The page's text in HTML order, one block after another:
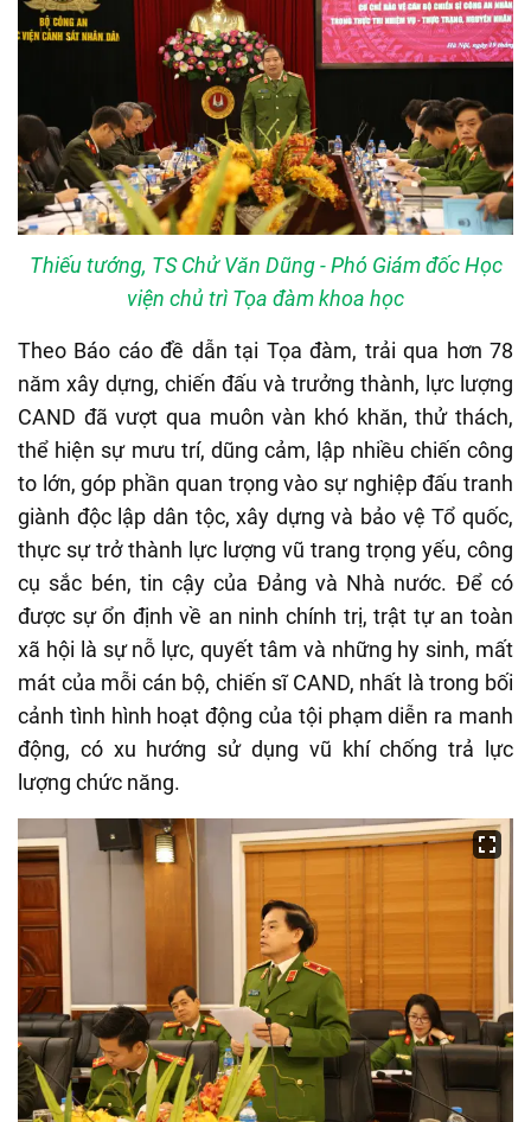
Thiếu tướng, TS Chử Văn Dũng - Phó Giám đốc Học
viện chủ trì Tọa đàm khoa học
Theo Báo cáo đề dẫn tại Tọa đàm, trải qua hơn 78
năm xây dựng, chiến đấu và trưởng thành, lực lượng
CAND đã vượt qua muôn vàn khó khăn, thử thách,
thể hiện sự mưu trí, dũng cảm, lập nhiều chiến công
to lớn, góp phần quan trọng vào sự nghiệp đấu tranh
giành độc lập dân tộc, xây dựng và bảo vệ Tổ quốc,
thực sự trở thành lực lượng vũ trang trọng yếu, công
cụ sắc bén, tin cậy của Đảng và Nhà nước. Để có
được sự ổn định về an ninh chính trị, trật tự an toàn
xã hội là sự nỗ lực, quyết tâm và những hy sinh, mất
mát của mỗi cán bộ, chiến sĩ CAND, nhất là trong bối
cảnh tình hình hoạt động của tội phạm diễn ra manh
động, có xu hướng sử dụng vũ khí chống trả lực
lượng chức năng.